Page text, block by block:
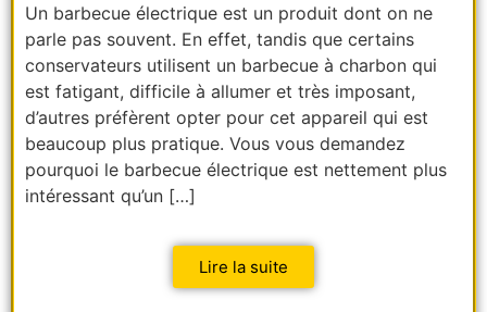
Un barbecue électrique est un produit dont on ne
parle pas souvent. En effet, tandis que certains
conservateurs utilisent un barbecue à charbon qui
est fatigant, difficile à allumer et très imposant,
d’autres préfèrent opter pour cet appareil qui est
beaucoup plus pratique. Vous vous demandez
pourquoi le barbecue électrique est nettement plus
intéressant qu’un […]
Lire la suite